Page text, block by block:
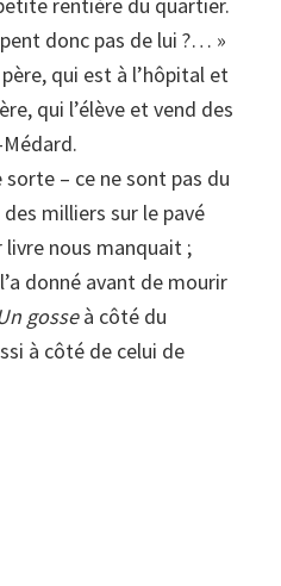
donc pas de lui ?… »
qui est à l’hôpital et
qui l’élève et vend des
– ce ne sont pas du
milliers sur le pavé
livre nous manquait ;
donné avant de mourir
gosseà côté du
à côté de celui de